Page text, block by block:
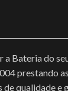
a Bateria do
prestando
qualidade e